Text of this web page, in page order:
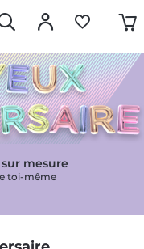
mesure
toi-même